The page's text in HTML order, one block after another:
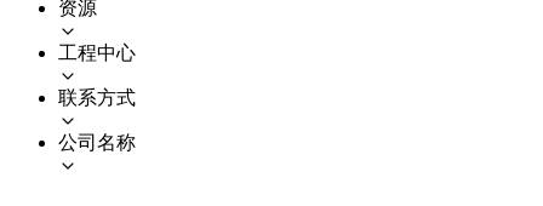
资源
工程中心
联系方式
公司名称